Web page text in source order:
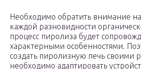
Необходимо обратить внимание на
каждой разновидности
процесс пиролиза будет
характерными особенностями.
создать пиролизную печь своими
необходимо адаптировать